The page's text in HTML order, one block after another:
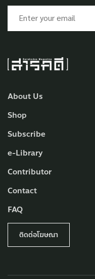
About Us
Shop
Subscribe
e-Library
Contributor
Contact
FAQ
ติดต่อโฆษณา